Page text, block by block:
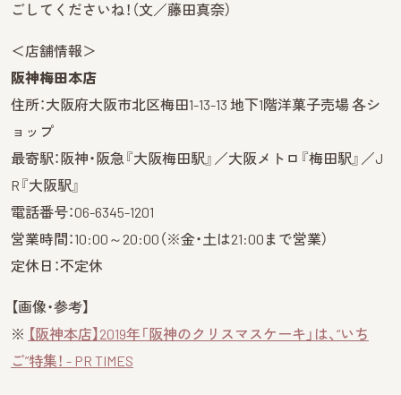
ごしてくださいね！（文／藤田真奈）
＜店舗情報＞
阪神梅田本店
住所：大阪府大阪市北区梅田1-13-13 地下1階洋菓子売場 各シ
ョップ
最寄駅：阪神・阪急『大阪梅田駅』／大阪メトロ『梅田駅』／J
R『大阪駅』
電話番号：06-6345-1201
営業時間：10:00～20:00（※金・土は21:00まで営業）
定休日：不定休
【画像・参考】
※ 【阪神本店】2019年「阪神のクリスマスケーキ」は、“いち
ご”特集！ - PR TIMES